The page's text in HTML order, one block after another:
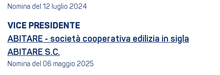
Nomina del 12 luglio 2024
VICE PRESIDENTE
ABITARE - società cooperativa edilizia in sigla
ABITARE S.C.
Nomina del 06 maggio 2025